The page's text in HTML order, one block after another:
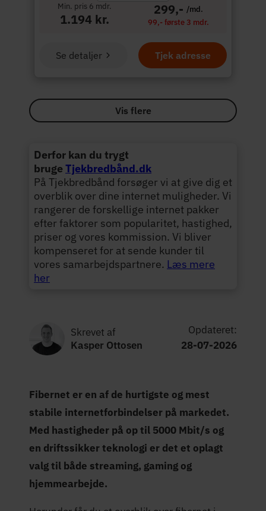
Min. pris 6 mdr.
1.194 kr.
299,- /md.
99,- første 3 mdr.
Tjek adresse
Se detaljer
Vis flere
Derfor kan du trygt
brugeTjekbredbånd.dk
På Tjekbredbånd forsøger vi at give dig et
overblik over dine internet muligheder. Vi
rangerer de forskellige internet pakker
efter faktorer som popularitet, hastighed,
priser og vores kommission. Vi bliver
kompenseret for at sende kunder til
vores samarbejdspartnere. Læs mere
her
Skrevet af
Kasper Ottosen
Opdateret:
28-07-2026
Fibernet er en af de hurtigste og mest
stabile internetforbindelser på markedet.
Med hastigheder på op til 5000 Mbit/s og
en driftssikker teknologi er det et oplagt
valg til både streaming, gaming og
hjemmearbejde.